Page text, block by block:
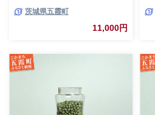
耐熱 一生もの 職人 こだわり
JIDA デザインミュージアムセ
レクション 茨城県 五霞町
茨城県五霞町
11,000円